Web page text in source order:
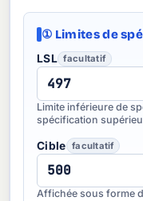
① Limites de
LSL facultatif
Limite inférieure de
spécification
Cible facultatif
Affichée sous forme